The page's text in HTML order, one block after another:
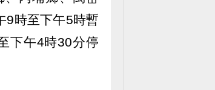
9時至下午5時暫
下午4時30分停